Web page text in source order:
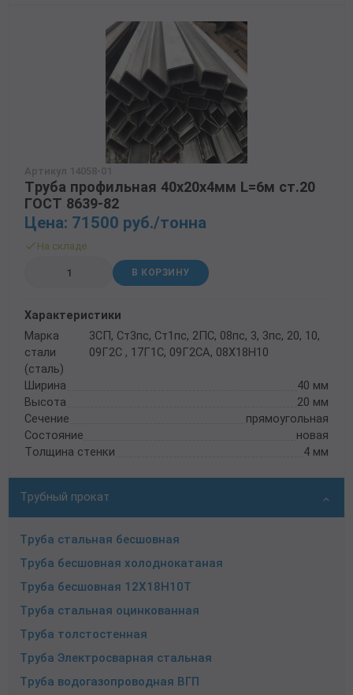
Трубный прокат
Труба стальная бесшовная
Труба бесшовная холоднокатаная
Труба бесшовная 12Х18Н10Т
Труба стальная оцинкованная
Труба толстостенная
Труба Электросварная стальная
Труба водогазопроводная ВГП
Артикул 14058-01
Труба профильная 40х20х4мм L=6м ст.20
ГОСТ 8639-82
Цена: 71500 руб./тонна
На складе
В КОРЗИНУ
Характеристики
Марка
стали
(сталь)
3СП, Ст3пс, Ст1пс, 2ПС, 08пс, 3, 3пс, 20, 10,
09Г2С , 17Г1С, 09Г2СА, 08Х18Н10
Ширина
40 мм
Высота
20 мм
Сечение
прямоугольная
Состояние
новая
Толщина стенки
4 мм